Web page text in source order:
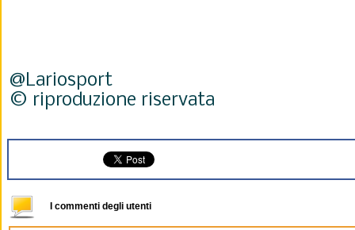
@Lariosport
© riproduzione riservata
I commenti degli utenti